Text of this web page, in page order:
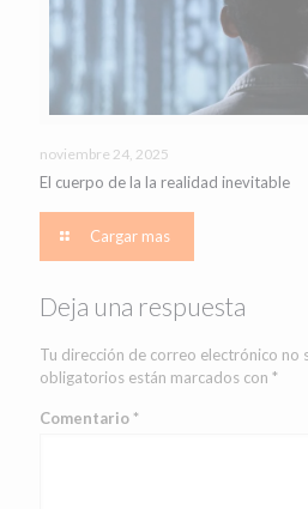
noviembre 24, 2025
El cuerpo de la la realidad inevitable
Cargar mas
Deja una respuesta
Tu dirección de correo electrónico no
obligatorios están marcados con *
Comentario *